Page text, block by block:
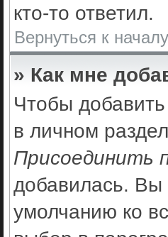
кто-то ответил.
Вернуться к началу
» Как мне
Чтобы
в личном
Присоединить
добавилась. Вы
умолчанию ко